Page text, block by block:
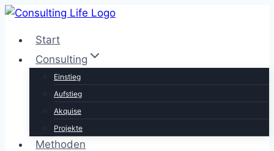
Zum
springenStart
Consulting
Einstieg
Aufstieg
Akquise
Projekte
Methoden